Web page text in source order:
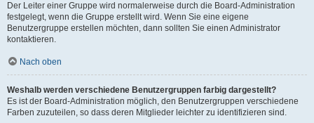
Der Leiter einer Gruppe wird normalerweise durch die Board-Administration
festgelegt, wenn die Gruppe erstellt wird. Wenn Sie eine eigene
Benutzergruppe erstellen möchten, dann sollten Sie einen Administrator
kontaktieren.
Nach oben
Weshalb werden verschiedene Benutzergruppen farbig dargestellt?
Es ist der Board-Administration möglich, den Benutzergruppen verschiedene
Farben zuzuteilen, so dass deren Mitglieder leichter zu identifizieren sind.